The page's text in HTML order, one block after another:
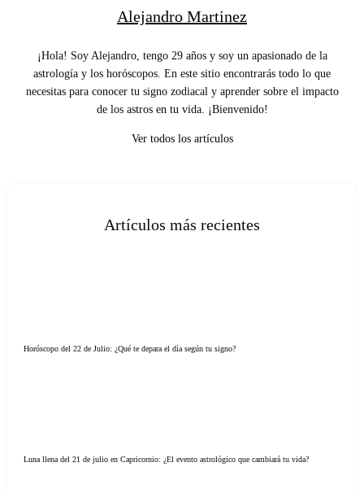
Alejandro Martinez
¡Hola! Soy Alejandro, tengo 29 años y soy un apasionado de la
astrología y los horóscopos. En este sitio encontrarás todo lo que
necesitas para conocer tu signo zodiacal y aprender sobre el impacto
de los astros en tu vida. ¡Bienvenido!
Ver todos los artículos
Artículos más recientes
Horóscopo del 22 de Julio: ¿Qué te depara el día según tu signo?
Luna llena del 21 de julio en Capricornio: ¿El evento astrológico que cambiará tu vida?